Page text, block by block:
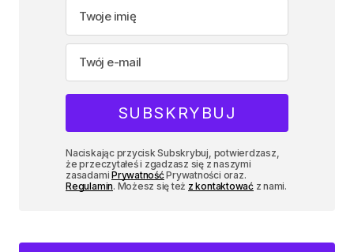
Naciskając przycisk Subskrybuj, potwierdzasz,
że przeczytałeś i zgadzasz się z naszymi
zasadamiPrywatnośćPrywatności oraz.
Regulamin. Możesz się też z kontaktowaćz nami.